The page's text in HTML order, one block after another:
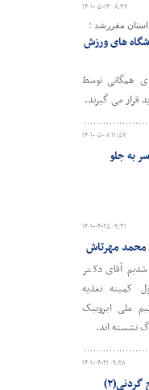
۱۴۰۱-۰۵-۱۳ ۰۸:۳۶
مقررشد ؛
های ورزش
همگانی توسط
قرار می گیرند.
۱۴۰۱-۰۵-۰۸ ۱۱:۵۷
به جلو
۱۴۰۱-۰۴-۲۵ ۰۹:۳۱
محمد مهرتاش
آقای دکتر
کمیته تغذیه
ملی ایروبیک
نشسته اند.
۱۴۰۱-۰۴-۲۱ ۰۹:۲۸